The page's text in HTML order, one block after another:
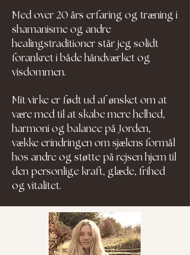
Med over 20 års erfaring og træning i
shamanisme og andre
healingstraditioner står jeg solidt
forankret i både håndværket og
visdommen.
Mit virke er født ud af ønsket om at
være med til at skabe mere helhed,
harmoni og balance på Jorden,
vække erindringen om sjælens formål
hos andre og støtte på rejsen hjem til
den personlige kraft, glæde, frihed
og vitalitet.